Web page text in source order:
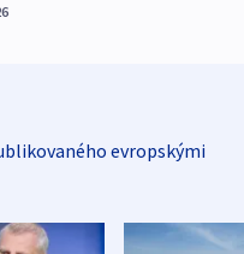
evropskými